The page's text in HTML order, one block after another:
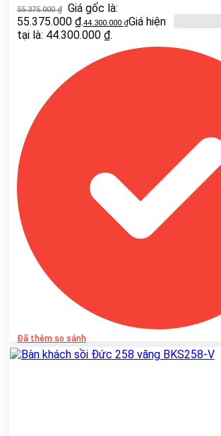
55.375.000₫
Giá gốc là:
55.375.000 ₫.44.300.000 ₫Giá hiện
tại là: 44.300.000 ₫.
Đã thêm so sánh